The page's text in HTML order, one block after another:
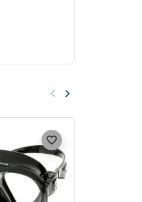
Zurück
keyboard_arrow_left Weiter
keyboard_arrow_right
favorite_border